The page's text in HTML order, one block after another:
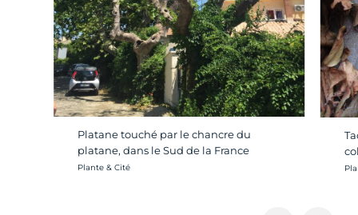
Platane touché par le chancre du
platane, dans le Sud de la France
Crédit photo :
Plante & Cité